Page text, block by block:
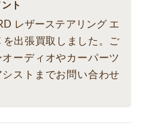
ト
レザーステアリング エ
を出張買取しました。ご
ーディオやカーパーツ
ストまでお問い合わせ